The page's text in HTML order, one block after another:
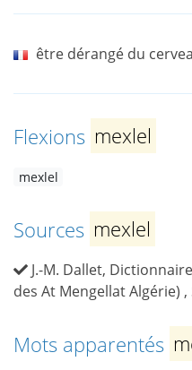
être dérangé du
Flexions mexlel
mexlel
Sources mexlel
J.-M. Dallet,
des At Mengellat Algérie) ,
Mots apparentés